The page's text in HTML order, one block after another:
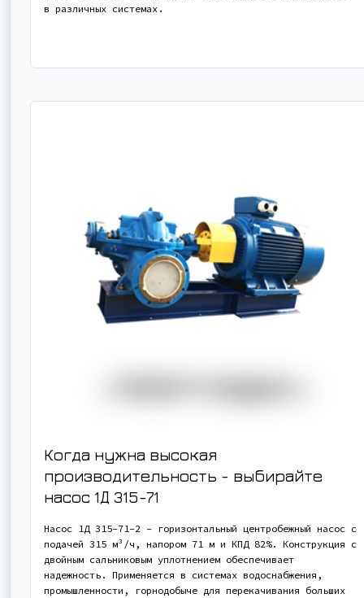
в различных системах.
Когда нужна высокая
производительность - выбирайте
насос 1Д 315-71
Насос 1Д 315-71-2 - горизонтальный центробежный насос с
подачей 315 м³/ч, напором 71 м и КПД 82%. Конструкция с
двойным сальниковым уплотнением обеспечивает
надежность. Применяется в системах водоснабжения,
промышленности, горнодобыче для перекачивания больших